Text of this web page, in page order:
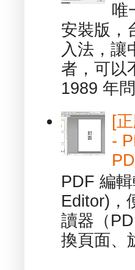
唯
安裝版，
入法，讓
者，可以
1989 年
[
-
PDF 編
Editor)，
讀器（
換頁面、